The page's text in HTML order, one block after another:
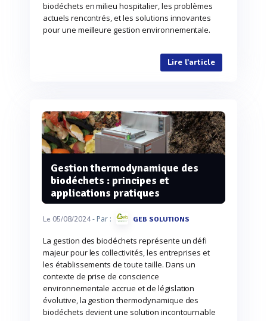
biodéchets en milieu hospitalier, les problèmes
actuels rencontrés, et les solutions innovantes
pour une meilleure gestion environnementale.
Lire l'article
Gestion thermodynamique des
biodéchets : principes et
applications pratiques
Le 05/08/2024- Par : GEB SOLUTIONS
La gestion des biodéchets représente un défi
majeur pour les collectivités, les entreprises et
les établissements de toute taille. Dans un
contexte de prise de conscience
environnementale accrue et de législation
évolutive, la gestion thermodynamique des
biodéchets devient une solution incontournable